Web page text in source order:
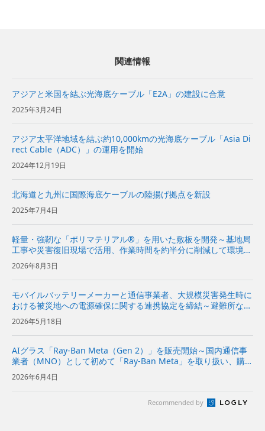
関連情報
アジアと米国を結ぶ光海底ケーブル「E2A」の建設に合意
2025年3月24日
アジア太平洋地域を結ぶ約10,000kmの光海底ケーブル「Asia Di
rect Cable（ADC）」の運用を開始
2024年12月19日
北海道と九州に国際海底ケーブルの陸揚げ拠点を新設
2025年7月4日
軽量・強靭な「ポリマテリアル®」を用いた敷板を開発～基地局
工事や災害復旧現場で活用、作業時間を約半分に削減して環境負
荷を低減～
2026年8月3日
モバイルバッテリーメーカーと通信事業者、大規模災害発生時に
おける被災地への電源確保に関する連携協定を締結～避難所など
への電源関連機材の提供に向けて協力～
2026年5月18日
AIグラス「Ray-Ban Meta（Gen 2）」を販売開始～国内通信事
業者（MNO）として初めて「Ray-Ban Meta」を取り扱い、購入
後の初期設定に関する店頭サポートも実施～
2026年6月4日
Recommended by